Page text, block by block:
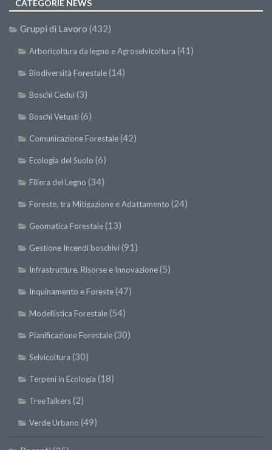
CATEGORIE NEWS
Gruppi di Lavoro (432)
Arboricoltura da legno e Agroselvicoltura (41)
Biodiversità Forestale(14)
Boschi Cedui(3)
Boschi Vetusti(6)
Comunicazione Forestale(42)
Ecologia del Suolo (6)
Filiera del Legno (34)
Foreste, tra Mitigazione e Adattamento (24)
Geomatica Forestale(13)
Gestione Incendi boschivi(91)
Infrastrutture, Risorse e Innovazione(5)
Inquinamento e Foreste(47)
Modellistica Forestale(54)
Pianificazione Forestale(30)
Selvicoltura (30)
Terpeni in Ecologia (18)
TreeTalkers(2)
Verde Urbano (49)